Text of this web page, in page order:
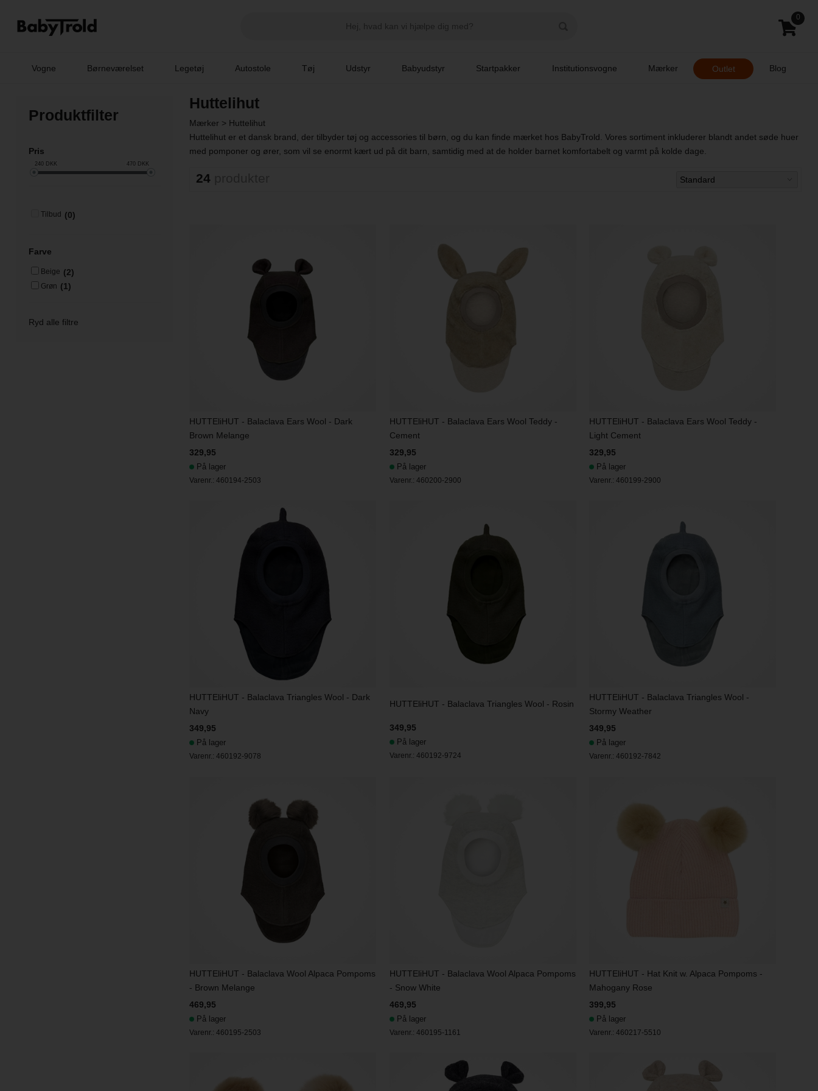
0
Vogne Børneværelset Legetøj Autostole Tøj Udstyr Babyudstyr Startpakker Institutionsvogne Mærker Outlet Blog
Produktfilter
Pris
240DKK 470DKK
Tilbud (0)
Farve
Beige (2)
Grøn (1)
Ryd alle filtre
Huttelihut
Mærker > Huttelihut
Huttelihut er et dansk brand, der tilbyder tøj og accessories til børn, og du kan finde mærket hos BabyTrold. Vores sortiment inkluderer blandt andet søde huer
med pomponer og ører, som vil se enormt kært ud på dit barn, samtidig med at de holder barnet komfortabelt og varmt på kolde dage.
24produkter
HUTTEliHUT - Balaclava Ears Wool - Dark
Brown Melange
329,95
På lager
Varenr.:460194-2503
HUTTEliHUT - Balaclava Ears Wool Teddy -
Cement
329,95
På lager
Varenr.: 460200-2900
HUTTEliHUT - Balaclava Ears Wool Teddy -
Light Cement
329,95
På lager
Varenr.:460199-2900
HUTTEliHUT - Balaclava Triangles Wool - Dark
Navy
349,95
På lager
Varenr.:460192-9078
HUTTEliHUT - Balaclava Triangles Wool - Rosin
349,95
På lager
Varenr.: 460192-9724
HUTTEliHUT - Balaclava Triangles Wool -
Stormy Weather
349,95
På lager
Varenr.:460192-7842
HUTTEliHUT - Balaclava Wool Alpaca Pompoms
- Brown Melange
469,95
På lager
Varenr.:460195-2503
HUTTEliHUT - Balaclava Wool Alpaca Pompoms
- Snow White
469,95
På lager
Varenr.: 460195-1161
HUTTEliHUT - Hat Knit w. Alpaca Pompoms -
Mahogany Rose
399,95
På lager
Varenr.:460217-5510